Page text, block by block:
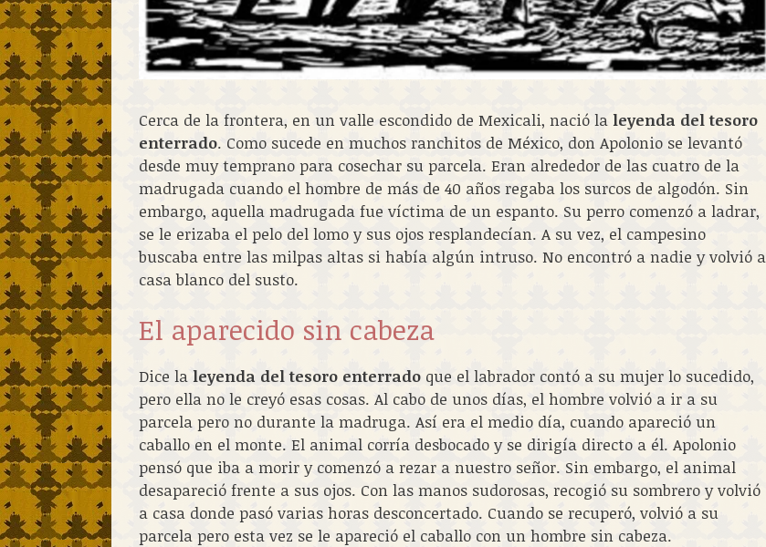
Cerca de la frontera, en un valle escondido de Mexicali, nació la leyenda del tesoro
enterrado. Como sucede en muchos ranchitos de México, don Apolonio se levantó
desde muy temprano para cosechar su parcela. Eran alrededor de las cuatro de la
madrugada cuando el hombre de más de 40 años regaba los surcos de algodón. Sin
embargo, aquella madrugada fue víctima de un espanto. Su perro comenzó a ladrar,
se le erizaba el pelo del lomo y sus ojos resplandecían. A su vez, el campesino
buscaba entre las milpas altas si había algún intruso. No encontró a nadie y volvió a
casa blanco del susto.
El aparecido sin cabeza
Dice la leyenda del tesoro enterrado que el labrador contó a su mujer lo sucedido,
pero ella no le creyó esas cosas. Al cabo de unos días, el hombre volvió a ir a su
parcela pero no durante la madruga. Así era el medio día, cuando apareció un
caballo en el monte. El animal corría desbocado y se dirigía directo a él. Apolonio
pensó que iba a morir y comenzó a rezar a nuestro señor. Sin embargo, el animal
desapareció frente a sus ojos. Con las manos sudorosas, recogió su sombrero y volvió
a casa donde pasó varias horas desconcertado. Cuando se recuperó, volvió a su
parcela pero esta vez se le apareció el caballo con un hombre sin cabeza.